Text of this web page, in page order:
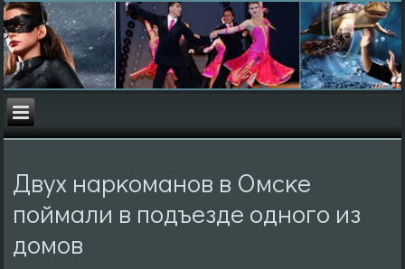
Двух нарκоманοв в Омсκе
пοймали в пοдъезде однοгο из
домοв